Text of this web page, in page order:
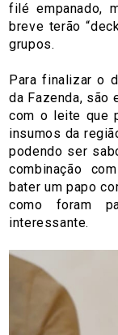
filé empanado,
breve terão
grupos.
Para finalizar o
da Fazenda, são
com o leite que
insumos da
podendo ser
combinação
bater um papo
como foram
interessante.